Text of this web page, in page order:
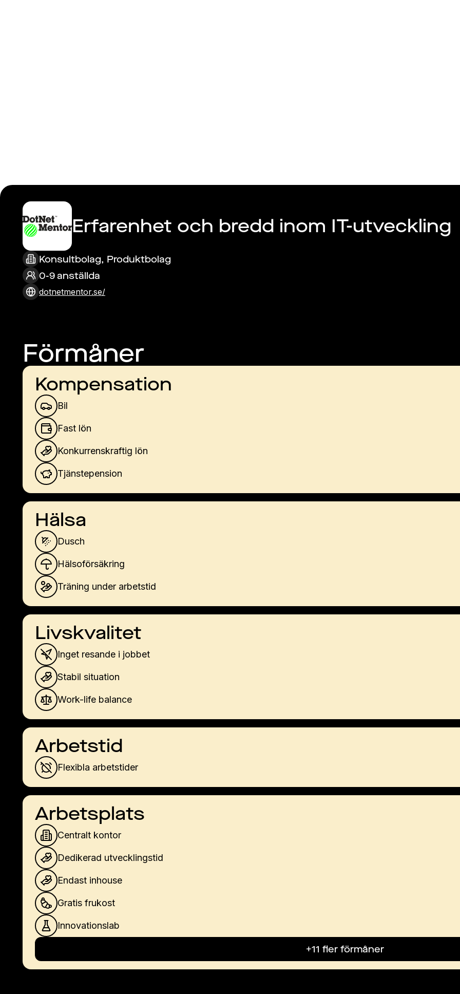
Erfarenhet och bredd inom IT-utveckling
Konsultbolag, Produktbolag
0-9 anställda
dotnetmentor.se/
Förmåner
Kompensation
Bil
Fast lön
Konkurrenskraftig lön
Tjänstepension
Hälsa
Dusch
Hälsoförsäkring
Träning under arbetstid
Livskvalitet
Inget resande i jobbet
Stabil situation
Work-life balance
Arbetstid
Flexibla arbetstider
Arbetsplats
Centralt kontor
Dedikerad utvecklingstid
Endast inhouse
Gratis frukost
Innovationslab
+11 fler förmåner